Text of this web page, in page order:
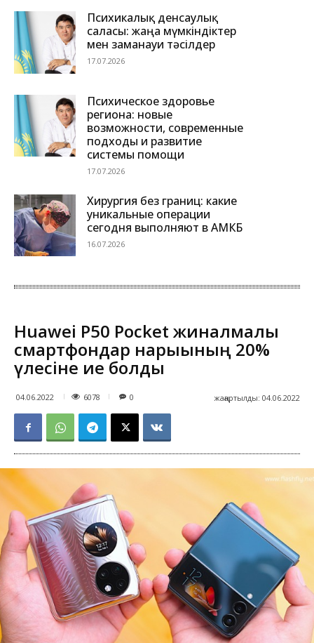
Психикалық денсаулық
саласы: жаңа мүмкіндіктер
мен заманауи тәсілдер
17.07.2026
Психическое здоровье
региона: новые
возможности, современные
подходы и развитие
системы помощи
17.07.2026
Хирургия без границ: какие
уникальные операции
сегодня выполняют в АМКБ
16.07.2026